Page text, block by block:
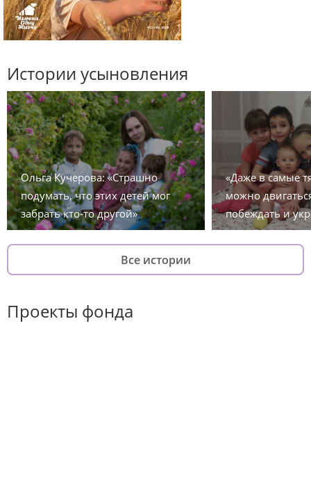
Истории усыновления
Ольга Кучерова: «Страшно
подумать, что этих детей мог
забрать кто-то другой»
«Даже в самые
можно
побеждать и
Все истории
Проекты фонда